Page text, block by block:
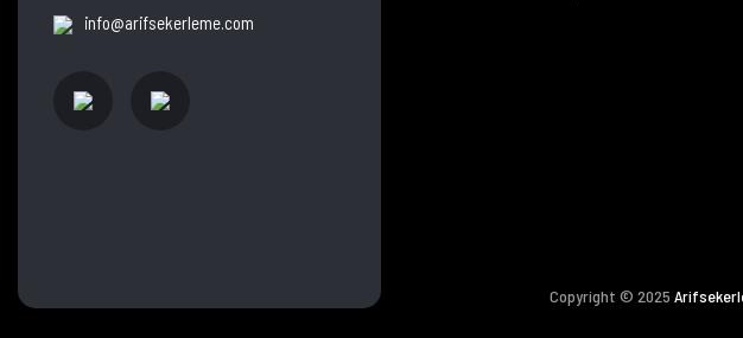
info@arifsekerleme.com
Copyright © 2025